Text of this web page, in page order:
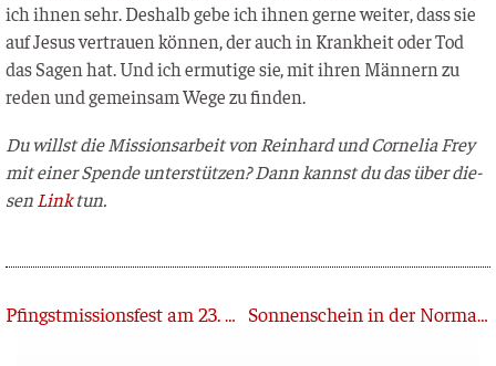
ich ihnen sehr. Des­halb gebe ich ihnen ger­ne wei­ter, dass sie
auf Jesus ver­trau­en kön­nen, der auch in Krank­heit oder Tod
das Sagen hat. Und ich ermu­ti­ge sie, mit ihren Män­nern zu
reden und gemein­sam Wege zu finden.
Du willst die Mis­si­ons­ar­beit von Rein­hard und Cor­ne­lia Frey
mit einer Spen­de unter­stüt­zen? Dann kannst du das über die­
sen Linktun.
Zurück Pfingstmissionsfest am 23. Mai im Livestream Sonnenschein in der Normandie